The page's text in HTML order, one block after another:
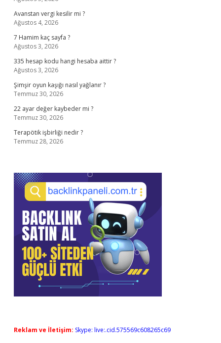
Avanstan vergi kesilir mi ?
Ağustos 4, 2026
7 Hamim kaç sayfa ?
Ağustos 3, 2026
335 hesap kodu hangi hesaba aittir ?
Ağustos 3, 2026
Şimşir oyun kaşığı nasıl yağlanır ?
Temmuz 30, 2026
22 ayar değer kaybeder mi ?
Temmuz 30, 2026
Terapötik işbirliği nedir ?
Temmuz 28, 2026
Reklam ve İletişim: Skype: live:.cid.575569c608265c69